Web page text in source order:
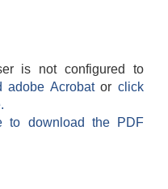
is not configured to
adobe Acrobatorclick
to download the PDF